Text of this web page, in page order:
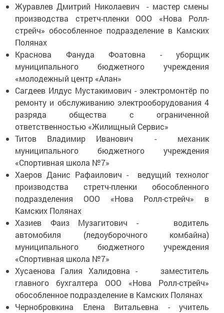
Журавлев Дмитрий Николаевич - мастер смены
производства стретч-пленки ООО «Нова Ролл-
стрейч» обособленное подразделение в Камских
Полянах
Краснова Фануда Фоатовна - уборщик
муниципального бюджетного учреждения
«молодежный центр «Алан»
Сагдеев Илдус Мустакимович - электромонтёр по
ремонту и обслуживанию электрооборудования 4
разряда общества с ограниченной
ответственностью «Жилищный Сервис»
Титов Владимир Иванович - механик
муниципального бюджетного учреждения
«Спортивная школа №7»
Хаеров Данис Рафаилович - ведущий технолог
производства стретч-пленки обособленного
подразделения ООО «Нова Ролл-стрейч» в
Камских Полянах
Хазиев Фаиз Музагитович - водитель
автомобиля (ледоуборочного комбайна)
муниципального бюджетного учреждения
«Спортивная школа №7»
Хусаенова Галия Халидовна - заместитель
главного бухгалтера ООО «Нова Ролл-стрейч»
обособленное подразделение в Камских Полянах
Чернобровкина Елена Витальевна - учитель